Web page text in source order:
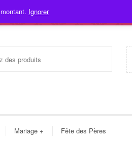
450- 478-7312
Mariage + Fête des Pères
Ignorer